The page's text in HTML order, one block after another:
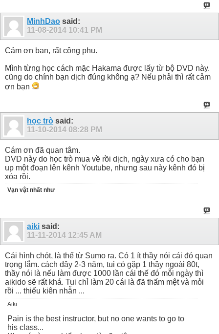
MinhDao said:
11-08-2014 10:41 PM
Cảm ơn bạn, rất công phu.
Mình từng học cách mặc Hakama được lấy từ bộ DVD này.
cũng do chính bạn dịch đúng không ạ? Nếu phải thì rất cảm
ơn bạn
học trò said:
11-10-2014 08:28 PM
Cám ơn đã quan tâm.
DVD này do học trò mua về rồi dịch, ngày xưa có cho bạn
up một đoạn lên kênh Youtube, nhưng sau này kênh đó bị
xóa rồi.
Vạn vật nhất như
aiki said:
11-11-2014 12:45 AM
Cái hình chót, là thế từ Sumo ra. Có 1 ít thầy nói cái đó quan
trọng lắm. cách đây 2-3 năm, tui có gặp 1 thầy ngoài 80t,
thầy nói là nếu làm được 1000 lần cái thế đó mỗi ngày thì
aikido sẽ rất khá. Tui chỉ làm 20 cái là đã thấm mệt và mỏi
rồi ... thiếu kiên nhẫn ...
Aiki
Pain is the best instructor, but no one wants to go to
his class...